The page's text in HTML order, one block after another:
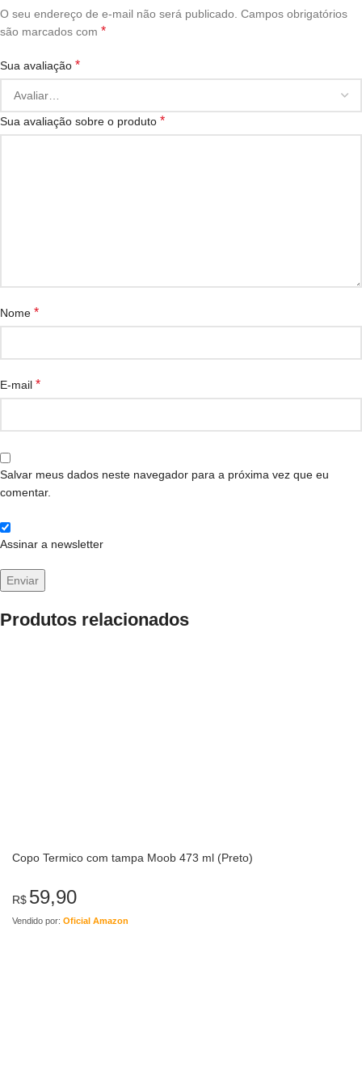
O seu endereço de e-mail não será publicado. Campos obrigatórios
são marcados com *
Sua avaliação *
Sua avaliação sobre o produto *
Nome *
E-mail *
Salvar meus dados neste navegador para a próxima vez que eu
comentar.
Assinar a newsletter
Produtos relacionados
Copo Termico com tampa Moob 473 ml (Preto)
R$ 59,90
Vendido por: Oficial Amazon